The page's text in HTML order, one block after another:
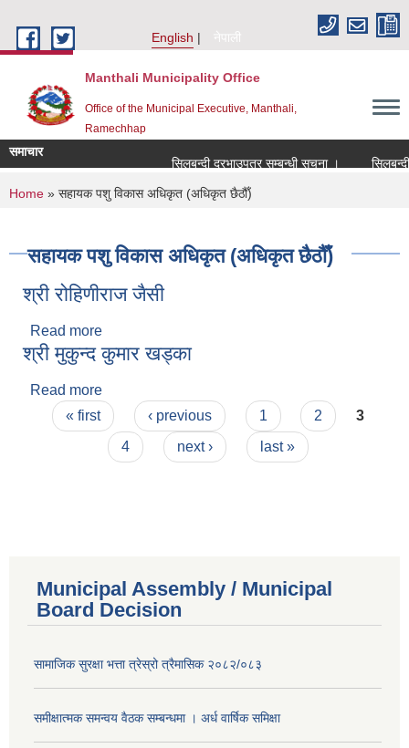
English
नेपाली
Manthali Municipality Office
Office of the Municipal Executive, Manthali,
Ramechhap
समाचार
सिलबन्दी दरभाउपत्र सम्बन्धी सूचना ।
सिलबन्दी
You are here
Home » सहायक पशु विकास अधिकृत (अधिकृत छैठौँ)
सहायक पशु विकास अधिकृत (अधिकृत छैठौँ)
श्री रोहिणीराज जैसी
Read more
श्री मुकुन्द कुमार खड्का
Read more
Pages
« first ‹ previous 1 2
3
4
next › last »
Municipal Assembly / Municipal
Board Decision
सामाजिक सुरक्षा भत्ता त्रेस्रो त्रैमासिक २०८२/०८३
समीक्षात्मक समन्वय वैठक सम्बन्धमा । अर्ध वार्षिक समिक्षा